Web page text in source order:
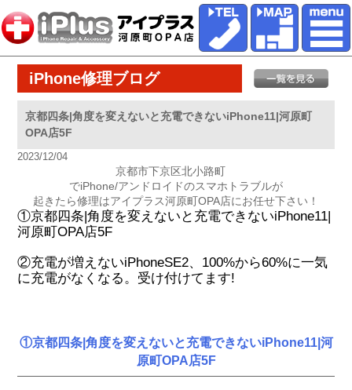
iPhone修理ブログ
京都四条|角度を変えないと充電できないiPhone11|河原町
OPA店5F
2023/12/04
京都市下京区北小路町
でiPhone/アンドロイドのスマホトラブルが
起きたら修理はアイプラス河原町OPA店にお任せ下さい！
①京都四条|角度を変えないと充電できないiPhone11|
河原町OPA店5F
②充電が増えないiPhoneSE2、100%から60%に一気
に充電がなくなる。受け付けてます!
①京都四条|角度を変えないと充電できないiPhone11|河
原町OPA店5F